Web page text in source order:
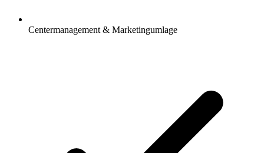
Centermanagement & Marketingumlage